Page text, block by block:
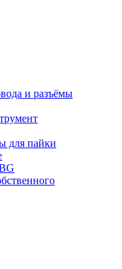
и разъёмы
для пайки